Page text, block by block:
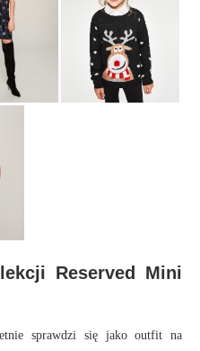
Reserved Mini
sprawdzi się jako outfit na